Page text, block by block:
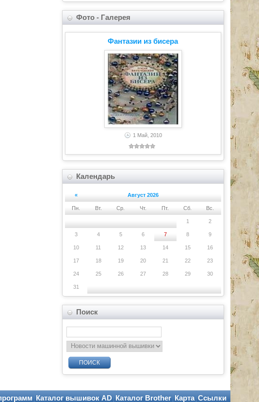
Фото - Галерея
Фантазии из бисера
1 Май, 2010
Календарь
« Август 2026
Пн. Вт. Ср. Чт. Пт. Сб. Вс.
1 2
3 4 5 6 7 8 9
10 11 12 13 14 15 16
17 18 19 20 21 22 23
24 25 26 27 28 29 30
31
Поиск
ПОИСК
Каталог вышивок AD Каталог Brother Карта Ссылки